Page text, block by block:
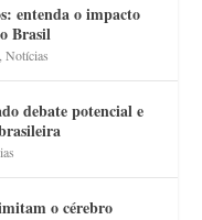
entenda o impacto
Brasil
,Notícias
debate potencial e
o cérebro